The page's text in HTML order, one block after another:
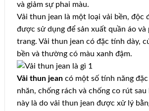
và giảm sự phai màu.
Vải thun jean là một loại vải bền, độc
được sử dụng để sản xuất quần áo
trang. Vải thun jean có đặc tính dày,
bền và thường có màu xanh đậm.
Vải thun jean có một số tính năng
nhăn, chống rách và chống co rút
này là do vải thun jean được xử lý